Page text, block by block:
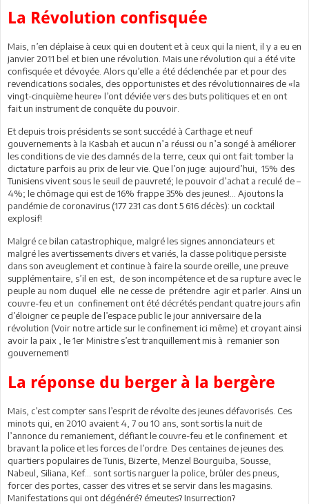
La Révolution confisquée
Mais, n’en déplaise à ceux qui en doutent et à ceux qui la nient, il y a eu en
janvier 2011 bel et bien une révolution. Mais une révolution qui a été vite
confisquée et dévoyée. Alors qu’elle a été déclenchée par et pour des
revendications sociales, des opportunistes et des révolutionnaires de «la
vingt-cinquième heure» l’ont déviée vers des buts politiques et en ont
fait un instrument de conquête du pouvoir.
Et depuis trois présidents se sont succédé à Carthage et neuf
gouvernements à la Kasbah et aucun n’a réussi ou n’a songé à améliorer
les conditions de vie des damnés de la terre, ceux qui ont fait tomber la
dictature parfois au prix de leur vie. Que l’on juge: aujourd’hui, 15% des
Tunisiens vivent sous le seuil de pauvreté; le pouvoir d’achat a reculé de –
4%; le chômage qui est de 16% frappe 35% des jeunes!... Ajoutons la
pandémie de coronavirus (177 231 cas dont 5 616 décès): un cocktail
explosif!
Malgré ce bilan catastrophique, malgré les signes annonciateurs et
malgré les avertissements divers et variés, la classe politique persiste
dans son aveuglement et continue à faire la sourde oreille, une preuve
supplémentaire, s’il en est, de son incompétence et de sa rupture avec le
peuple au nom duquel elle ne cesse de prétendre agir et parler. Ainsi un
couvre-feu et un confinement ont été décrétés pendant quatre jours afin
d’éloigner ce peuple de l’espace public le jour anniversaire de la
révolution (Voir notre article sur le confinement ici même) et croyant ainsi
avoir la paix , le 1er Ministre s’est tranquillement mis à remanier son
gouvernement!
La réponse du berger à la bergère
Mais, c’est compter sans l’esprit de révolte des jeunes défavorisés. Ces
minots qui, en 2010 avaient 4, 7 ou 10 ans, sont sortis la nuit de
l’annonce du remaniement, défiant le couvre-feu et le confinement et
bravant la police et les forces de l’ordre. Des centaines de jeunes des.
quartiers populaires de Tunis, Bizerte, Menzel Bourguiba, Sousse,
Nabeul, Siliana, Kef… sont sortis narguer la police, brûler des pneus,
forcer des portes, casser des vitres et se servir dans les magasins.
Manifestations qui ont dégénéré? émeutes? Insurrection?